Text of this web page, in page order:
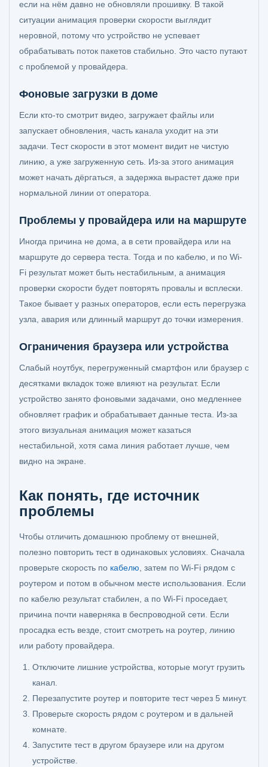
если на нём давно не обновляли прошивку. В такой
ситуации анимация проверки скорости выглядит
неровной, потому что устройство не успевает
обрабатывать поток пакетов стабильно. Это часто путают
с проблемой у провайдера.
Фоновые загрузки в доме
Если кто-то смотрит видео, загружает файлы или
запускает обновления, часть канала уходит на эти
задачи. Тест скорости в этот момент видит не чистую
линию, а уже загруженную сеть. Из-за этого анимация
может начать дёргаться, а задержка вырастет даже при
нормальной линии от оператора.
Проблемы у провайдера или на маршруте
Иногда причина не дома, а в сети провайдера или на
маршруте до сервера теста. Тогда и по кабелю, и по Wi-
Fi результат может быть нестабильным, а анимация
проверки скорости будет повторять провалы и всплески.
Такое бывает у разных операторов, если есть перегрузка
узла, авария или длинный маршрут до точки измерения.
Ограничения браузера или устройства
Слабый ноутбук, перегруженный смартфон или браузер с
десятками вкладок тоже влияют на результат. Если
устройство занято фоновыми задачами, оно медленнее
обновляет график и обрабатывает данные теста. Из-за
этого визуальная анимация может казаться
нестабильной, хотя сама линия работает лучше, чем
видно на экране.
Как понять, где источник
проблемы
Чтобы отличить домашнюю проблему от внешней,
полезно повторить тест в одинаковых условиях. Сначала
проверьте скорость по кабелю , затем по Wi-Fi рядом с
роутером и потом в обычном месте использования. Если
по кабелю результат стабилен, а по Wi-Fi проседает,
причина почти наверняка в беспроводной сети. Если
просадка есть везде, стоит смотреть на роутер, линию
или работу провайдера.
Отключите лишние устройства, которые могут грузить
канал.
Перезапустите роутер и повторите тест через 5 минут.
Проверьте скорость рядом с роутером и в дальней
комнате.
Запустите тест в другом браузере или на другом
устройстве.